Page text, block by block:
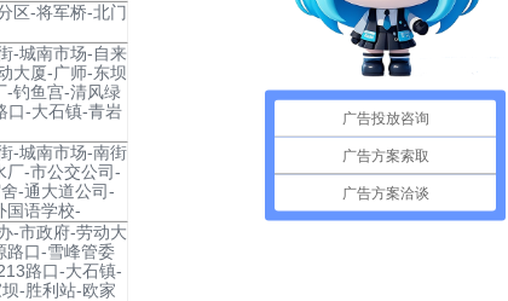
区-将军桥-北门
-城南市场-自来
大厦-广师-东坝
-钓鱼宫-清风绿
口-大石镇-青岩
-城南市场-南街
厂-市公交公司-
-通大道公司-
国语学校-
-市政府-劳动大
路口-雪峰管委
路口-大石镇-
-胜利站-欧家
广告投放咨询
广告方案索取
广告方案洽谈